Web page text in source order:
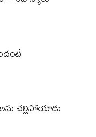
చల్లిపోయాడు